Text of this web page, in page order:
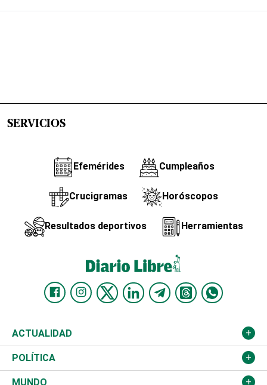
SERVICIOS
Efemérides Cumpleaños
Crucigramas Horóscopos
Resultados deportivos Herramientas
ACTUALIDAD
Nacional
Ciudad
POLÍTICA
Partidos
MUNDO